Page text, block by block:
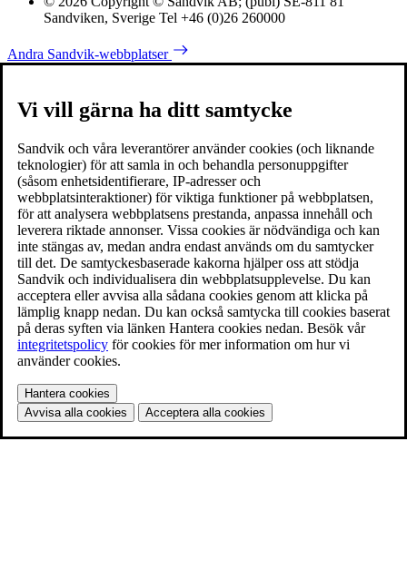
Sandviken, Sverige Tel +46 (0)26 260000
Andra Sandvik-webbplatser
Vi vill gärna ha ditt samtycke
Sandvik och våra leverantörer använder cookies (och liknande
teknologier) för att samla in och behandla personuppgifter
(såsom enhetsidentifierare, IP-adresser och
webbplatsinteraktioner) för viktiga funktioner på webbplatsen,
för att analysera webbplatsens prestanda, anpassa innehåll och
leverera riktade annonser. Vissa cookies är nödvändiga och kan
inte stängas av, medan andra endast används om du samtycker
till det. De samtyckesbaserade kakorna hjälper oss att stödja
Sandvik och individualisera din webbplatsupplevelse. Du kan
acceptera eller avvisa alla sådana cookies genom att klicka på
lämplig knapp nedan. Du kan också samtycka till cookies baserat
på deras syften via länken Hantera cookies nedan. Besök vår
integritetspolicy för cookies för mer information om hur vi
använder cookies.
Hantera cookies
Avvisa alla cookies
Acceptera alla cookies